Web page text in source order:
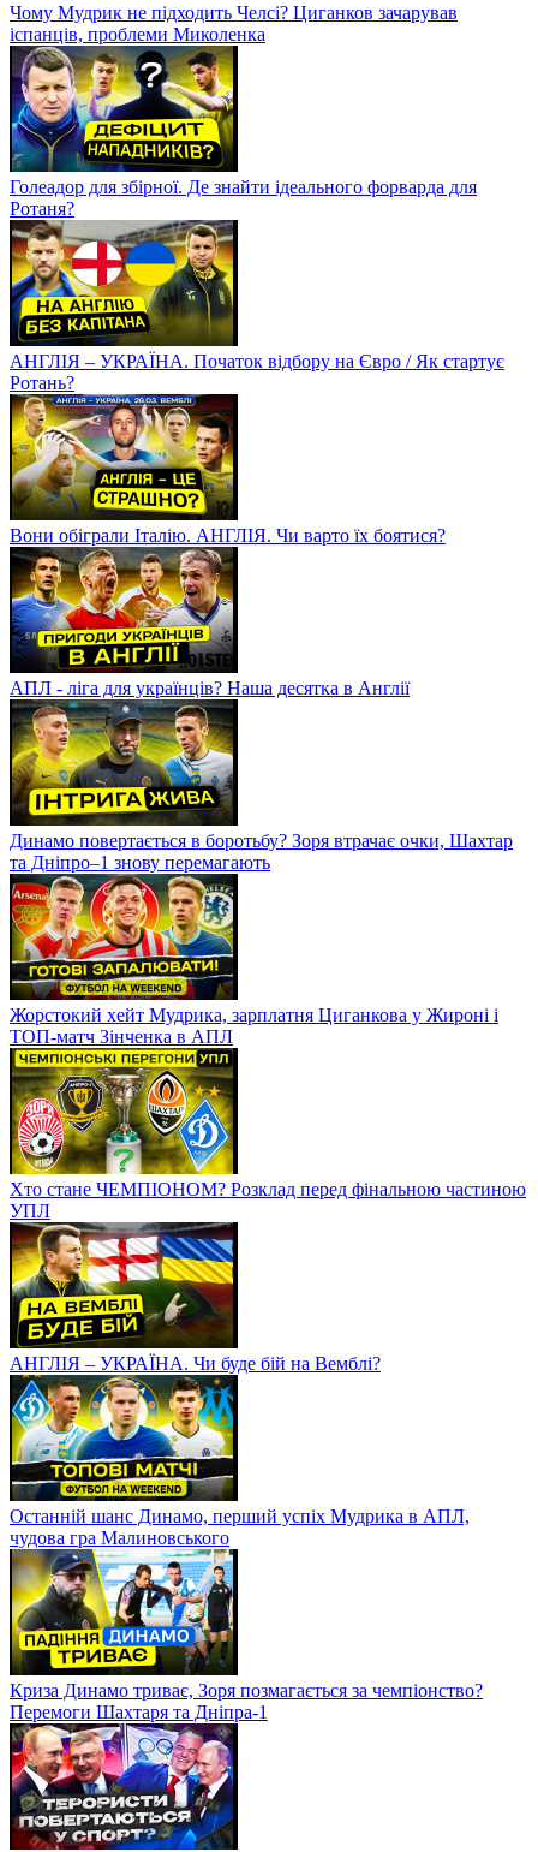
Чому Мудрик не підходить Челсі? Циганков зачарував
іспанців, проблеми Миколенка
Голеадор для збірної. Де знайти ідеального форварда для
Ротаня?
АНГЛІЯ – УКРАЇНА. Початок відбору на Євро / Як стартує
Ротань?
Вони обіграли Італію. АНГЛІЯ. Чи варто їх боятися?
АПЛ - ліга для українців? Наша десятка в Англії
Динамо повертається в боротьбу? Зоря втрачає очки, Шахтар
та Дніпро–1 знову перемагають
Жорстокий хейт Мудрика, зарплатня Циганкова у Жироні і
ТОП-матч Зінченка в АПЛ
Хто стане ЧЕМПІОНОМ? Розклад перед фінальною частиною
УПЛ
АНГЛІЯ – УКРАЇНА. Чи буде бій на Вемблі?
Останній шанс Динамо, перший успіх Мудрика в АПЛ,
чудова гра Малиновського
Криза Динамо триває, Зоря позмагається за чемпіонство?
Перемоги Шахтаря та Дніпра-1